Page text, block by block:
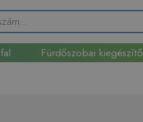
Fürdőszobai kiegészítő